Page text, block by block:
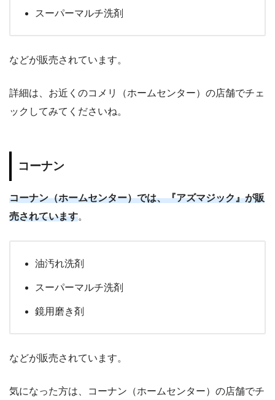
スーパーマルチ洗剤
などが販売されています。
詳細は、お近くのコメリ（ホームセンター）の店舗でチェ
ックしてみてくださいね。
コーナン
コーナン（ホームセンター）では、『アズマジック』が販
売されています。
油汚れ洗剤
スーパーマルチ洗剤
鏡用磨き剤
などが販売されています。
気になった方は、コーナン（ホームセンター）の店舗でチ